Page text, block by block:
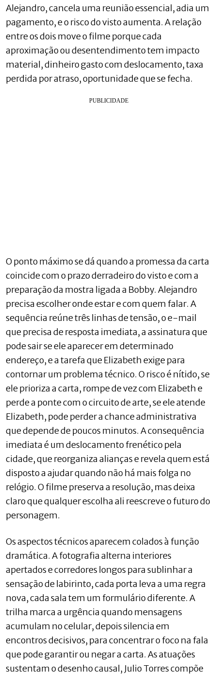
Alejandro, cancela uma reunião essencial, adia um
pagamento, e o risco do visto aumenta. A relação
entre os dois move o filme porque cada
aproximação ou desentendimento tem impacto
material, dinheiro gasto com deslocamento, taxa
perdida por atraso, oportunidade que se fecha.
O ponto máximo se dá quando a promessa da carta
coincide com o prazo derradeiro do visto e com a
preparação da mostra ligada a Bobby. Alejandro
precisa escolher onde estar e com quem falar. A
sequência reúne três linhas de tensão, o e-mail
que precisa de resposta imediata, a assinatura que
pode sair se ele aparecer em determinado
endereço, e a tarefa que Elizabeth exige para
contornar um problema técnico. O risco é nítido, se
ele prioriza a carta, rompe de vez com Elizabeth e
perde a ponte com o circuito de arte, se ele atende
Elizabeth, pode perder a chance administrativa
que depende de poucos minutos. A consequência
imediata é um deslocamento frenético pela
cidade, que reorganiza alianças e revela quem está
disposto a ajudar quando não há mais folga no
relógio. O filme preserva a resolução, mas deixa
claro que qualquer escolha ali reescreve o futuro do
personagem.
Os aspectos técnicos aparecem colados à função
dramática. A fotografia alterna interiores
apertados e corredores longos para sublinhar a
sensação de labirinto, cada porta leva a uma regra
nova, cada sala tem um formulário diferente. A
trilha marca a urgência quando mensagens
acumulam no celular, depois silencia em
encontros decisivos, para concentrar o foco na fala
que pode garantir ou negar a carta. As atuações
sustentam o desenho causal, Julio Torres compõe